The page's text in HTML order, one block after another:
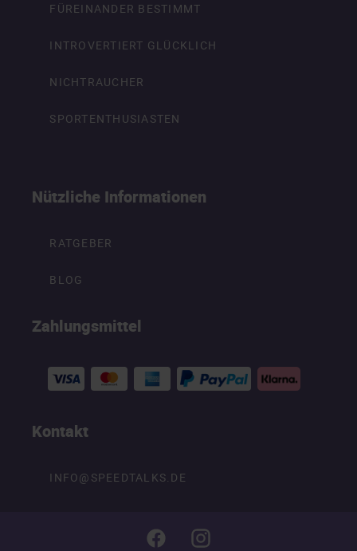
FÜREINANDER BESTIMMT
INTROVERTIERT GLÜCKLICH
NICHTRAUCHER
SPORTENTHUSIASTEN
Nützliche Informationen
RATGEBER
BLOG
Zahlungsmittel
Kontakt
INFO@SPEEDTALKS.DE